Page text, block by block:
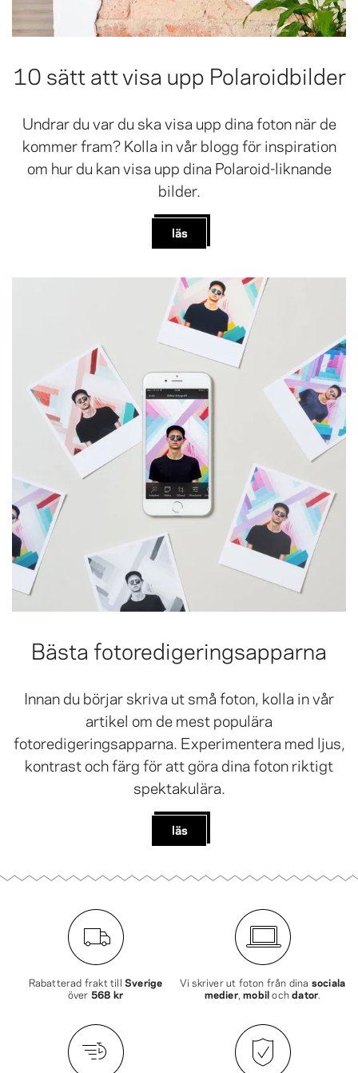
10 sätt att visa upp Polaroidbilder
Undrar du var du ska visa upp dina foton när de
kommer fram? Kolla in vår blogg för inspiration
om hur du kan visa upp dina Polaroid-liknande
bilder.
läs
Bästa fotoredigeringsapparna
Innan du börjar skriva ut små foton, kolla in vår
artikel om de mest populära
fotoredigeringsapparna. Experimentera med ljus,
kontrast och färg för att göra dina foton riktigt
spektakulära.
läs
Rabatterad frakt till Sverige
över 568 kr
Vi skriver ut foton från dina sociala
medier,mobilochdator